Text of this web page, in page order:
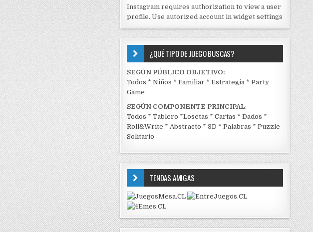
C
K
Instagram requires authorization to view a user
profile. Use autorized account in widget settings
¿QUÉ TIPO DE JUEGO BUSCAS?
SEGÚN PÚBLICO OBJETIVO:
Todos *Niños *Familiar *Estrategia *Party
Game
SEGÚN COMPONENTE PRINCIPAL:
Todos *Tablero *Losetas *Cartas *Dados *
Roll&Write *Abstracto *3D *Palabras *Puzzle
Solitario
TENDAS AMIGAS